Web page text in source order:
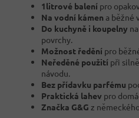
1litrové balení pro
Na vodní kámen a běžné
Do kuchyně i koupelny
povrchy.
Možnost ředění pro
Neředěné použití při
návodu.
Bez přídavku parfému
Praktická lahev pro
Značka G&G z